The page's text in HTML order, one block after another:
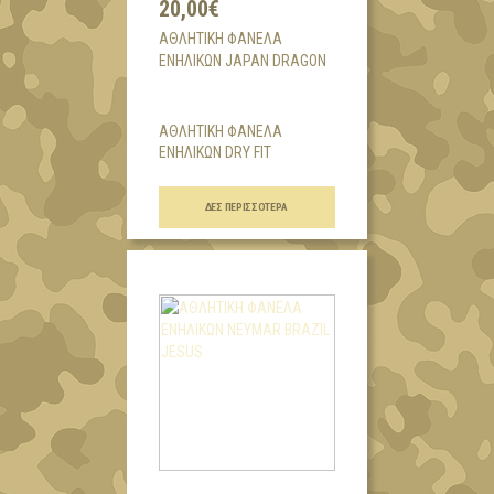
20,00€
AΘΛΗΤΙΚΗ ΦΑΝΕΛΑ
ΕΝΗΛΙΚΩΝ JAPAN DRAGON
ΑΘΛΗΤΙΚΗ ΦΑΝΕΛΑ
ΕΝΗΛΙΚΩΝ DRY FIT
...
ΔΕΣ ΠΕΡΙΣΣΌΤΕΡΑ